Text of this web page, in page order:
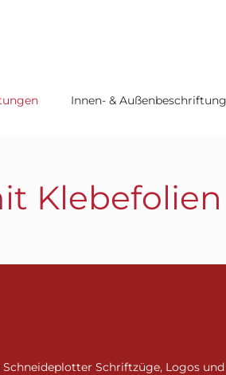
Innen- &
Schriftzüge, Logos